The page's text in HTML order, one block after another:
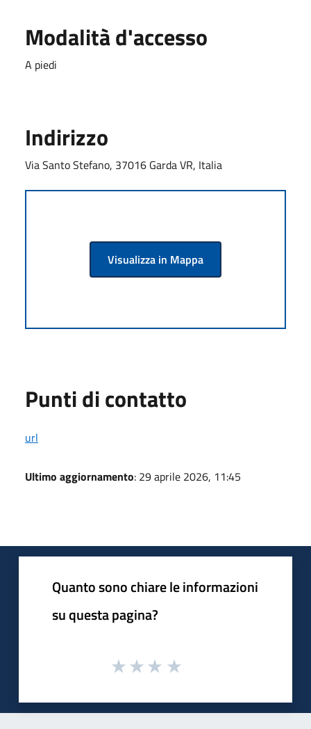
Modalità d'accesso
A piedi
Indirizzo
Via Santo Stefano, 37016 Garda VR, Italia
Visualizza in Mappa
Punti di contatto
url
Ultimo aggiornamento: 29 aprile 2026, 11:45
Quanto sono chiare le informazioni
su questa pagina?